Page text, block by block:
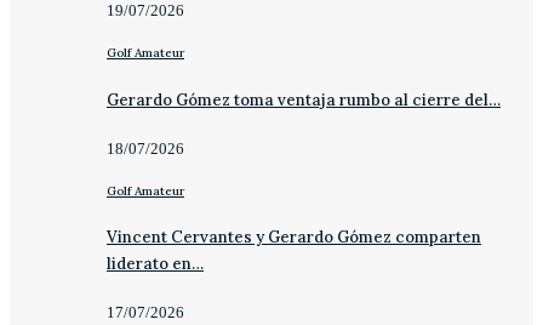
19/07/2026
Golf Amateur
Gerardo Gómez toma ventaja rumbo al cierre del…
18/07/2026
Golf Amateur
Vincent Cervantes y Gerardo Gómez comparten
liderato en…
17/07/2026